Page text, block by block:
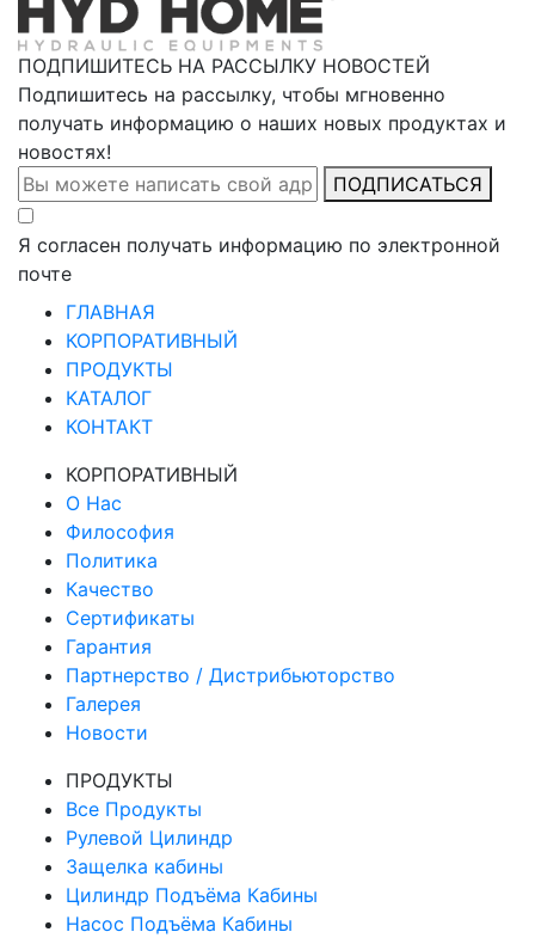
ПОДПИШИТЕСЬ НА РАССЫЛКУ НОВОСТЕЙ
Подпишитесь на рассылку, чтобы мгновенно
получать информацию о наших новых продуктах и
новостях!
ПОДПИСАТЬСЯ
Я согласен получать информацию по электронной
почте
ГЛАВНАЯ
КОРПОРАТИВНЫЙ
ПРОДУКТЫ
КАТАЛОГ
КОНТАКТ
КОРПОРАТИВНЫЙ
О Нас
Философия
Политика
Качество
Сертификаты
Гарантия
Партнерство / Дистрибьюторство
Галерея
Новости
ПРОДУКТЫ
Все Продукты
Рулевой Цилиндр
Защелка кабины
Цилиндр Подъёма Кабины
Насос Подъёма Кабины